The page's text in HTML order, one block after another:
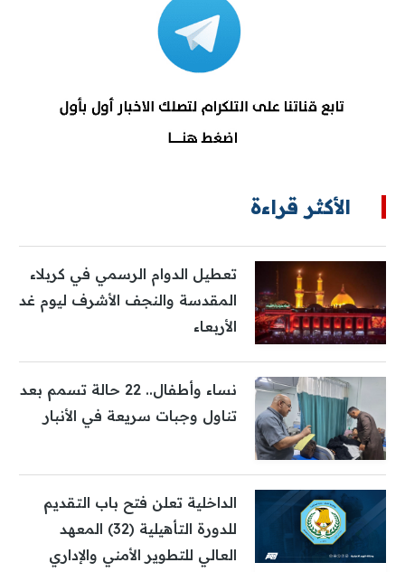
الأكثر قراءة
تعطيل الدوام الرسمي في كربلاء
المقدسة والنجف الأشرف ليوم غد
الأربعاء
نساء وأطفال.. 22 حالة تسمم بعد
تناول وجبات سريعة في الأنبار
الداخلية تعلن فتح باب التقديم
للدورة التأهيلية (32) المعهد
العالي للتطوير الأمني والإداري